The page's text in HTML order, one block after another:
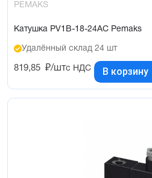
PEMAKS
Катушка PV1B-18-24AC Pemaks
Удалённый склад 24 шт
819,85 ₽/штс НДС В корзину